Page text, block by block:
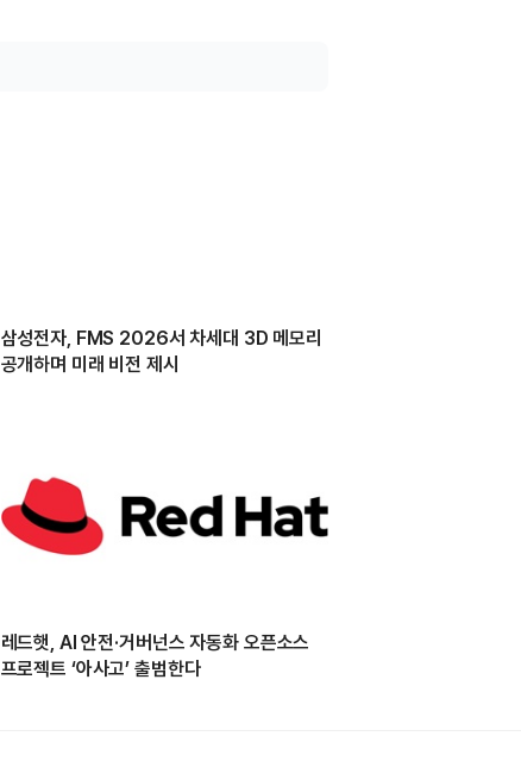
삼성전자, FMS 2026서 차세대 3D 메모리
공개하며 미래 비전 제시
레드햇, AI 안전·거버넌스 자동화 오픈소스
프로젝트 ‘아사고’ 출범한다